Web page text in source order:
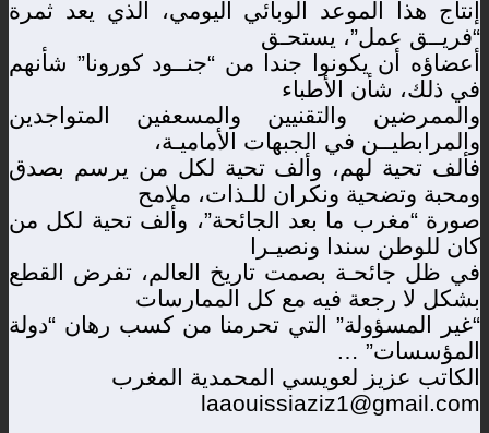
إنتاج هذا الموعد الوبائي اليومي، الذي يعد ثمرة
“فريــق عمل”، يستحـق
أعضاؤه أن يكونوا جندا من “جنــود كورونا” شأنهم
في ذلك، شأن الأطباء
والممرضين والتقنيين والمسعفين المتواجدين
والمرابطيــن في الجبهات الأماميـة،
فألف تحية لهم، وألف تحية لكل من يرسم بصدق
ومحبة وتضحية ونكران للـذات، ملامح
صورة “مغرب ما بعد الجائحة”، وألف تحية لكل من
كان للوطن سندا ونصيـرا
في ظل جائحـة بصمت تاريخ العالم، تفرض القطع
بشكل لا رجعة فيه مع كل الممارسات
“غير المسؤولة” التي تحرمنا من كسب رهان “دولة
المؤسسات” …
الكاتب عزيز لعويسي المحمدية المغرب
laaouissiaziz1@gmail.com